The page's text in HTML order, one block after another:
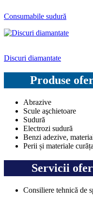
Consumabile sudură
Discuri diamantate
Produse
Abrazive
Scule aşchietoare
Sudură
Electrozi sudură
Benzi adezive,
Perii și materiale
Servicii
Consiliere tehnică de